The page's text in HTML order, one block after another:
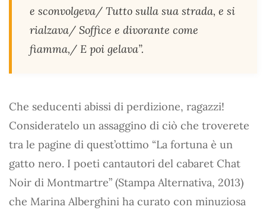
e sconvolgeva/ Tutto sulla sua strada, e si
rialzava/ Soffice e divorante come
fiamma,/ E poi gelava”.
Che seducenti abissi di perdizione, ragazzi!
Consideratelo un assaggino di ciò che troverete
tra le pagine di quest’ottimo “La fortuna è un
gatto nero. I poeti cantautori del cabaret Chat
Noir di Montmartre” (Stampa Alternativa, 2013)
che Marina Alberghini ha curato con minuziosa